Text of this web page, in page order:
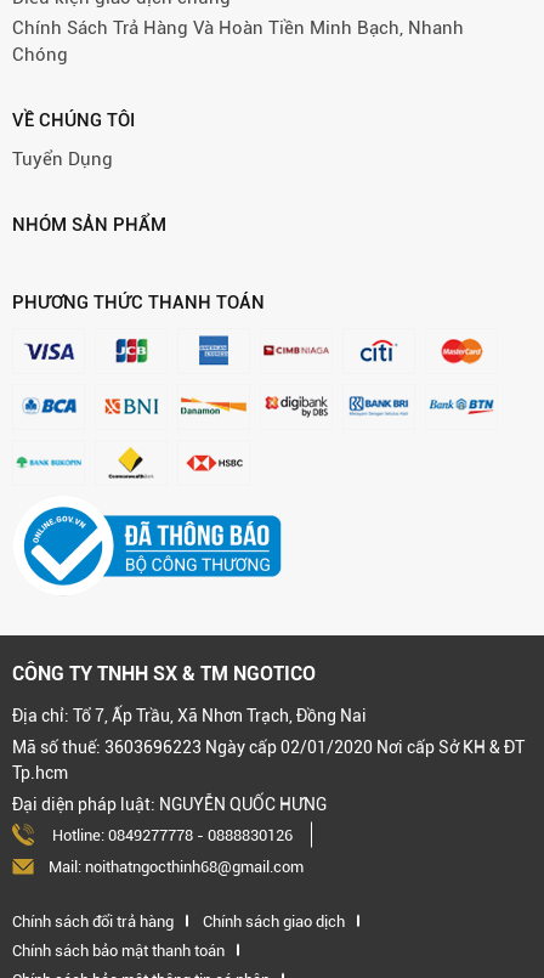
Chính Sách Trả Hàng Và Hoàn Tiền Minh Bạch, Nhanh
Chóng
VỀ CHÚNG TÔI
Tuyển Dụng
NHÓM SẢN PHẨM
PHƯƠNG THỨC THANH TOÁN
CÔNG TY TNHH SX & TM NGOTICO
Địa chỉ: Tổ 7, Ấp Trầu, Xã Nhơn Trạch, Đồng Nai
Mã số thuế: 3603696223 Ngày cấp 02/01/2020 Nơi cấp Sở KH & ĐT
Tp.hcm
Đại diện pháp luật: NGUYỄN QUỐC HƯNG
Hotline: 0849277778 - 0888830126
Mail: noithatngocthinh68@gmail.com
Chính sách đổi trả hàng
Chính sách giao dịch
Chính sách bảo mật thanh toán